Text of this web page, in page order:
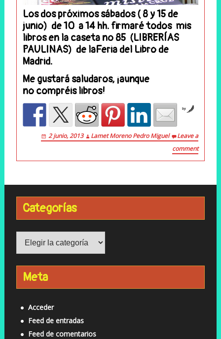
Los dos próximos sábados ( 8 y 15 de
junio) de 10 a 14 hh. firmaré todos mis
libros en la caseta nº 85 (LIBRERÍAS
PAULINAS) de laFeria del Libro de
Madrid.
Me gustará saludaros, ¡aunque
no compréis libros!
by
2 junio, 2013 Lamet Moreno Pedro Miguel
Leave a
comment
Categorías
Categorías
Meta
Acceder
Feed de entradas
Feed de comentarios